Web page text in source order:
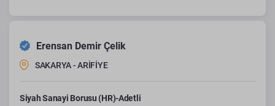
Erensan Demir Çelik
SAKARYA - ARİFİYE
Siyah Sanayi Borusu (HR)-Adetli